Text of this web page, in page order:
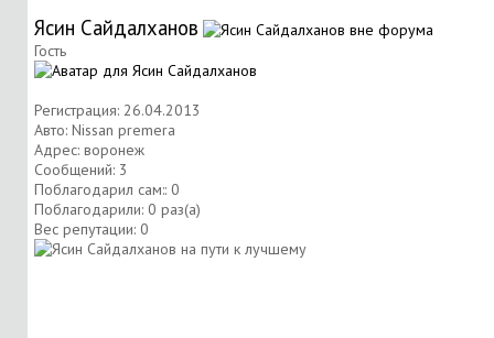
Ясин Сайдалханов
Гость
Регистрация: 26.04.2013
Авто: Nissan premera
Адрес: воронеж
Сообщений: 3
Поблагодарил сам:: 0
Поблагодарили: 0 раз(а)
Вес репутации: 0